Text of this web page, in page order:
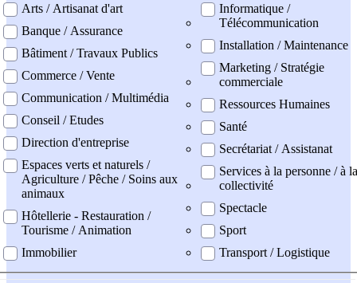
Arts / Artisanat d'art
Banque / Assurance
Bâtiment / Travaux Publics
Commerce / Vente
Communication / Multimédia
Conseil / Etudes
Direction d'entreprise
Espaces verts et naturels /
Agriculture / Pêche / Soins aux
animaux
Hôtellerie - Restauration /
Tourisme / Animation
Immobilier
Informatique /
Télécommunication
Installation / Maintenance
Marketing / Stratégie
commerciale
Ressources Humaines
Santé
Secrétariat / Assistanat
Services à la personne / à la
collectivité
Spectacle
Sport
Transport / Logistique